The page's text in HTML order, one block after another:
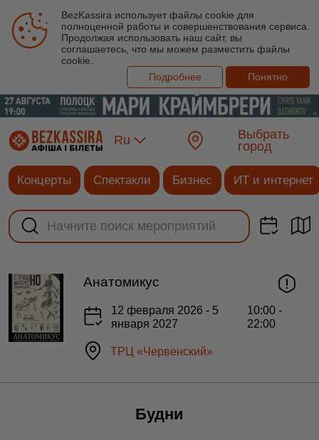
BezKassira использует файлы cookie для
полноценной работы и совершенствования сервиса.
Продолжая использовать наш сайт, вы
соглашаетесь, что мы можем разместить файлы
cookie.
Подробнее
Понятно
Ru
Выбрать
город
Концерты Спектакли Бизнес ИТ и интернет
Анатомикус
12 февраля 2026 - 5
января 2027
10:00 -
22:00
ТРЦ «Червенский»
Будни